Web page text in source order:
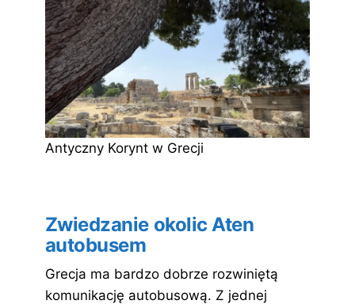
Antyczny Korynt w Grecji
Zwiedzanie okolic Aten
autobusem
Grecja ma bardzo dobrze rozwiniętą
komunikację autobusową. Z jednej